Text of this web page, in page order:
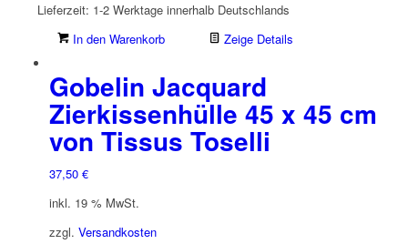
Lieferzeit: 1-2 Werktage innerhalb Deutschlands
In den Warenkorb
Zeige Details
Gobelin Jacquard
Zierkissenhülle 45 x 45 cm
von Tissus Toselli
37,50 €
inkl. 19 % MwSt.
zzgl. Versandkosten